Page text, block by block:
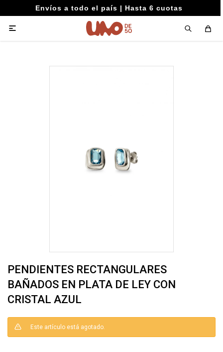
Envíos a todo el país | Hasta 6 cuotas

PENDIENTES RECTANGULARES
BAÑADOS EN PLATA DE LEY CON
CRISTAL AZUL
Este artículo está agotado.